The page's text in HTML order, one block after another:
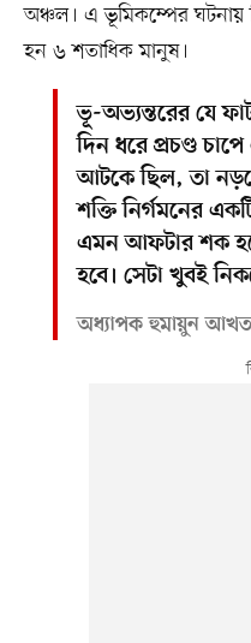
অঞ্চল। এ ভূমিকম্পের
হন ৬ শতাধিক মানুষ।
ভূ-অভ্যন্তরের যে
দিন ধরে প্রচণ্ড
আটকে ছিল, তা
শক্তি নির্গমনের
এমন আফটার শক
হবে। সেটা খুবই
অধ্যাপক হুমায়ুন